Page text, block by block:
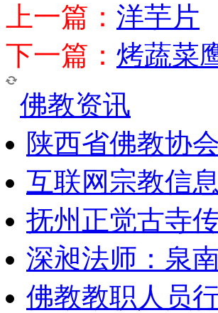
上一篇： 洋芋片
下一篇： 烤蔬菜
佛教资讯
陕西省佛教协
互联网宗教信
抚州正觉古寺
深昶法师：泉
佛教教职人员